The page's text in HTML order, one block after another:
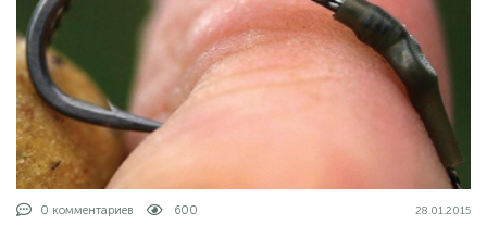
0 комментариев 600 28.01.2015